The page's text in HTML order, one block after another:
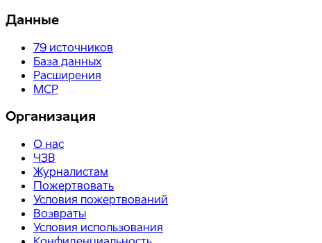
Данные
79 источников
База данных
Расширения
MCP
Организация
О нас
ЧЗВ
Журналистам
Пожертвовать
Условия пожертвований
Возвраты
Условия использования